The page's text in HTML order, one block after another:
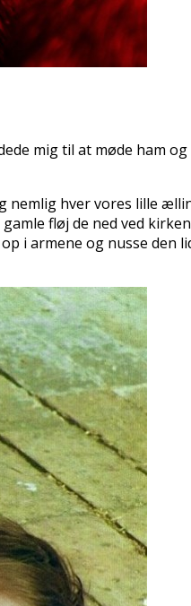
mig til at møde ham
nemlig hver vores lille
fløj de ned ved
i armene og nusse den